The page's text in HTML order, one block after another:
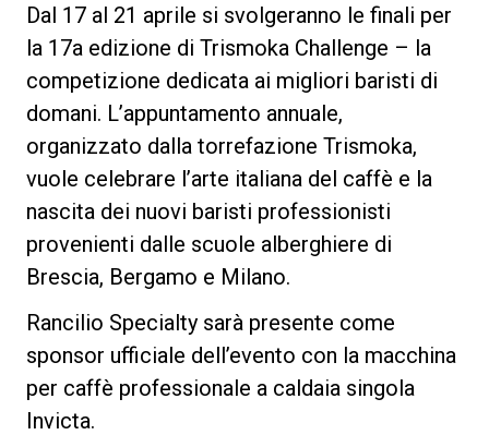
Dal 17 al 21 aprile si svolgeranno le finali per
la 17a edizione di Trismoka Challenge – la
competizione dedicata ai migliori baristi di
domani. L’appuntamento annuale,
organizzato dalla torrefazione Trismoka,
vuole celebrare l’arte italiana del caffè e la
nascita dei nuovi baristi professionisti
provenienti dalle scuole alberghiere di
Brescia, Bergamo e Milano.
Rancilio Specialty sarà presente come
sponsor ufficiale dell’evento con la macchina
per caffè professionale a caldaia singola
Invicta.
I nostri Lab
Sostenibilità
Connect
Contattaci